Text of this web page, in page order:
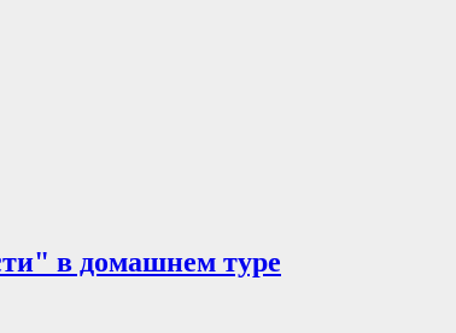
в домашнем туре